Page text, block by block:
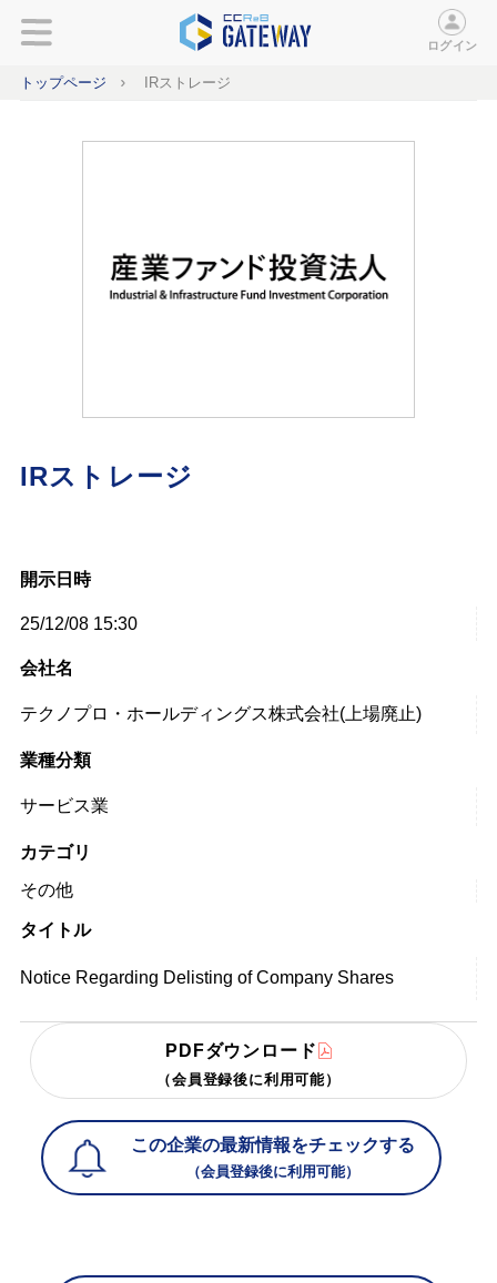
ログイン
トップページ IRストレージ
IRストレージ
開示日時
25/12/08 15:30
会社名
テクノプロ・ホールディングス株式会社(上場廃止)
業種分類
サービス業
カテゴリ
その他
タイトル
Notice Regarding Delisting of Company Shares
PDFダウンロード
（会員登録後に利用可能）
この企業の最新情報をチェックする
（会員登録後に利用可能）